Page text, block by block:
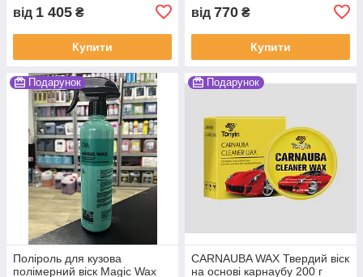
від 1 405 ₴
Купити
від 770 ₴
Купити
Подарунок
Поліроль для кузова
полімерний віск Magic Wax
Подарунок
CARNAUBA WAX Твердий віск
на основі карнаубу 200 г